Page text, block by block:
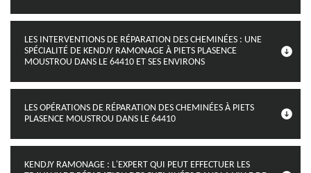
LES INTERVENTIONS DE RÉPARATION DES CHEMINÉES : UNE
SPÉCIALITÉ DE KENDJY RAMONAGE À PIETS PLASENCE
MOUSTROU DANS LE 64410 ET SES ENVIRONS
LES OPÉRATIONS DE RÉPARATION DES CHEMINÉES À PIETS
PLASENCE MOUSTROU DANS LE 64410
KENDJY RAMONAGE : L'EXPERT QUI PEUT EFFECTUER LES